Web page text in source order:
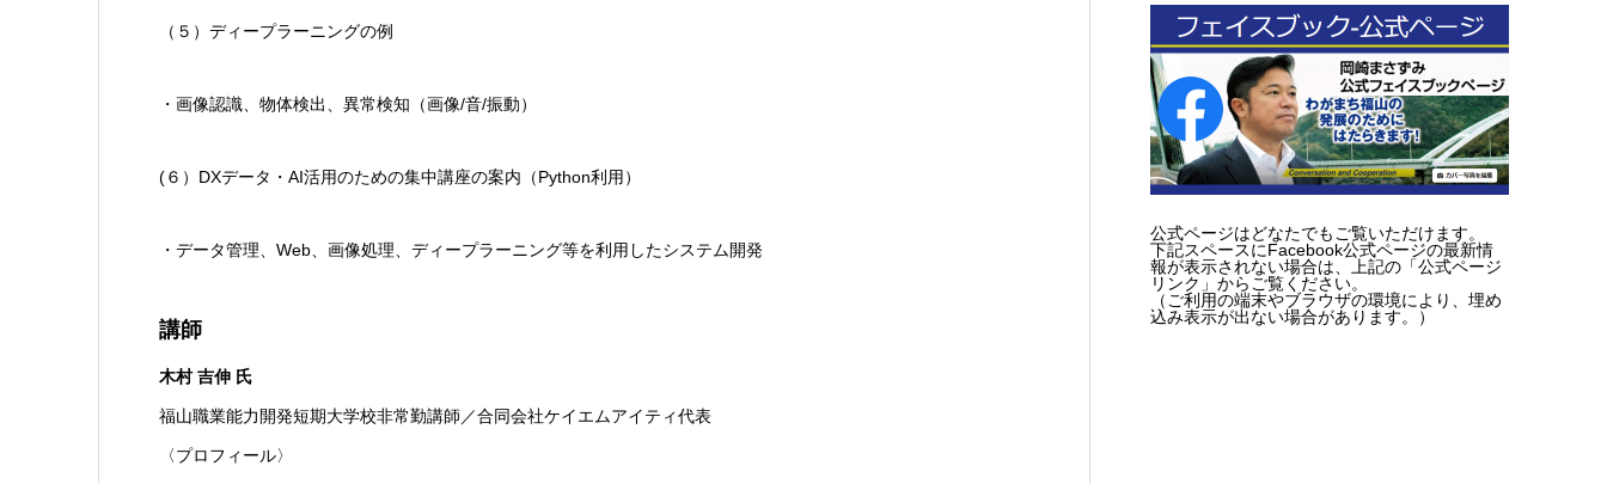
（５）ディープラーニングの例
・画像認識、物体検出、異常検知（画像/音/振動）
(６）DXデータ・AI活用のための集中講座の案内（Python利用）
・データ管理、Web、画像処理、ディープラーニング等を利用したシステム開発
講師
木村 吉伸 氏
福山職業能力開発短期大学校非常勤講師／合同会社ケイエムアイティ代表
〈プロフィール〉
公式ページはどなたでもご覧いただけます。
下記スペースにFacebook公式ページの最新情
報が表示されない場合は、上記の「公式ページ
リンク」からご覧ください。
（ご利用の端末やブラウザの環境により、埋め
込み表示が出ない場合があります。）